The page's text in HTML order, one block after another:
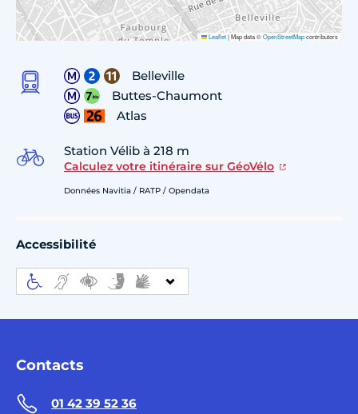
Leaflet|Map data ©OpenStreetMapcontributors
Belleville
Buttes-Chaumont
Atlas
Station Vélib à 218 m
Calculez votre itinéraire sur GéoVélo
Données Navitia / RATP / Opendata
Accessibilité
Contacts
01 42 39 52 36